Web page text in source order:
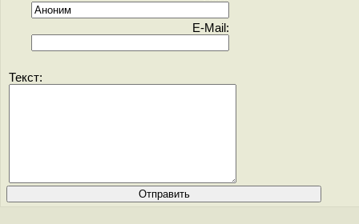
E-Mail:
Текст: